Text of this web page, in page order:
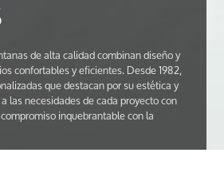
de alta calidad combinan diseño y
confortables y eficientes. Desde 1982,
que destacan por su estética y
las necesidades de cada proyecto con
inquebrantable con la